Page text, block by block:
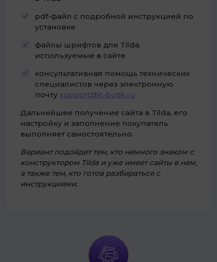
pdf-файл с подробной инструкцией по
установке
файлы шрифтов для Tilda,
используемые в сайте
консультативная помощь технических
специалистов через электронную
почту support@it-butik.ru
Дальнейшее получение сайта в Tilda, его
настройку и заполнение покупатель
выполняет самостоятельно.
Вариант подойдет тем, кто немного знаком с
конструктором Tilda и уже имеет сайты в нем,
а также тем, кто готов разбираться с
инструкциями.